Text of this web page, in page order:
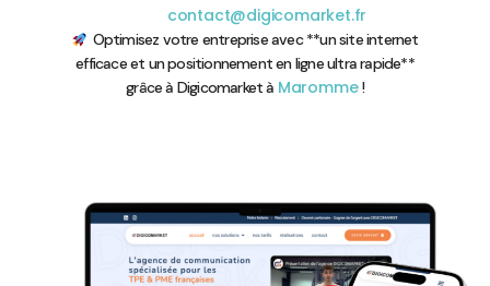
contact@digicomarket.fr
Optimisez votre entreprise avec **un site internet
efficace et un positionnement en ligne ultra rapide**
grâce à Digicomarket à Maromme!